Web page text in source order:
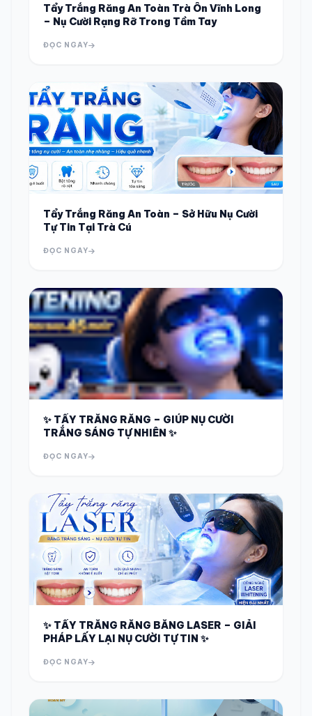
Tẩy Trắng Răng An Toàn Trà Ôn Vĩnh Long
– Nụ Cười Rạng Rỡ Trong Tầm Tay
ĐỌC NGAY
Tẩy Trắng Răng An Toàn – Sở Hữu Nụ Cười
Tự Tin Tại Trà Cú
ĐỌC NGAY
✨ TẨY TRẮNG RĂNG – GIÚP NỤ CƯỜI
TRẮNG SÁNG TỰ NHIÊN ✨
ĐỌC NGAY
✨ TẨY TRẮNG RĂNG BẰNG LASER – GIẢI
PHÁP LẤY LẠI NỤ CƯỜI TỰ TIN ✨
ĐỌC NGAY